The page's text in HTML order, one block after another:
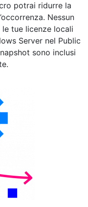
potrai ridurre la
Nessun
tue licenze locali
Server nel Public
sono inclusi